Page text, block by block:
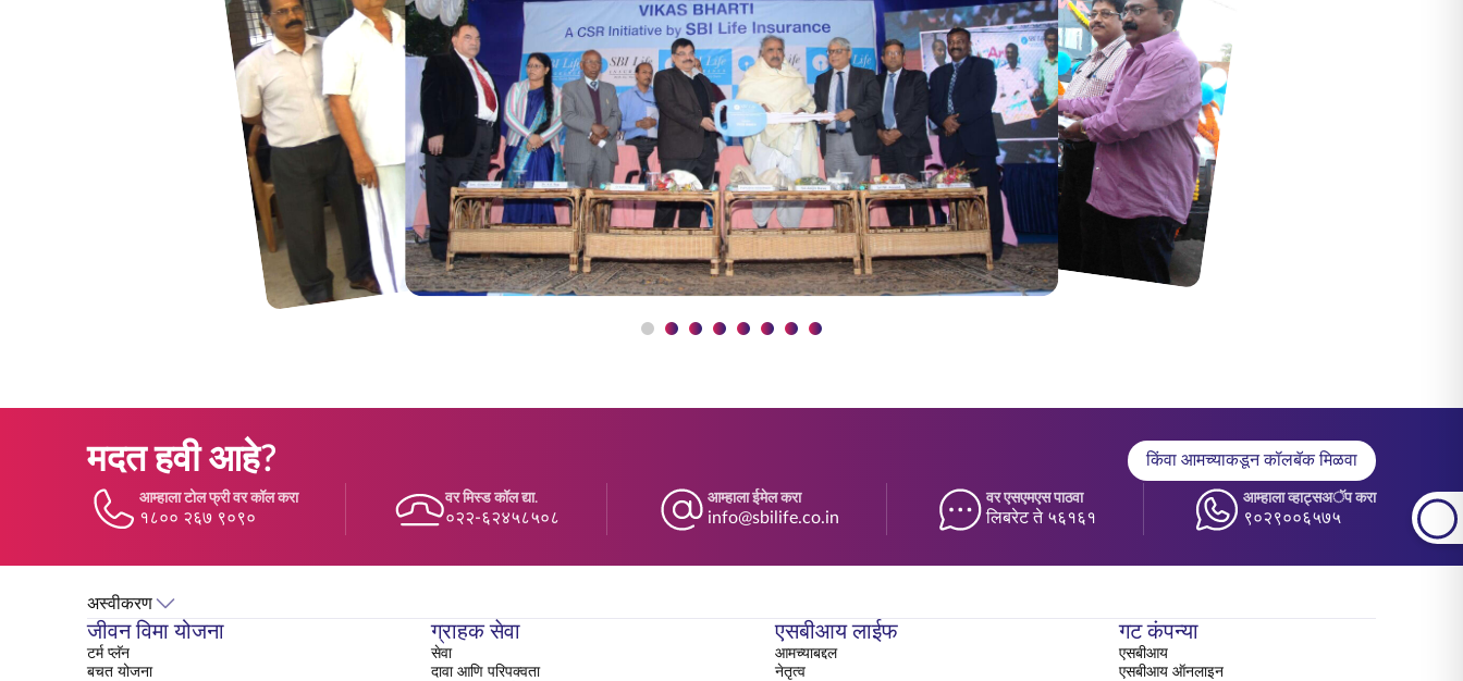
मदत हवी आहे? किंवा आमच्याकडून कॉलबॅक मिळवा
आम्हाला टोल फ्री वर कॉल करा
१८०० २६७ ९०९०
वर मिस्ड कॉल द्या.
०२२-६२४५८५०८
आम्हाला ईमेल करा
info@sbilife.co.in
वर एसएमएस पाठवा
लिबरेट ते ५६१६१
आम्हाला व्हाट्सअॅप करा
९०२९००६५७५
अस्वीकरण
जीवन विमा योजना
टर्म प्लॅन
बचत योजना
ग्राहक सेवा
सेवा
दावा आणि परिपक्वता
एसबीआय लाईफ
आमच्याबद्दल
नेतृत्व
गट कंपन्या
एसबीआय
एसबीआय ऑनलाइन